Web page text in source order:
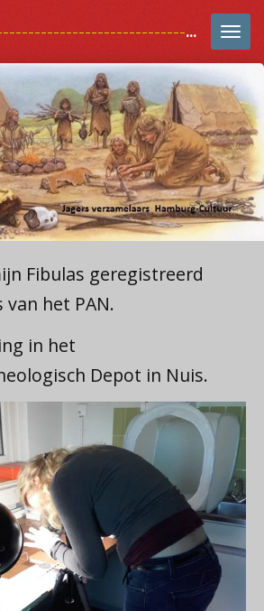
-------------------------------------------------------------------------
Fibulas geregistreerd
het PAN.
in het
Depot in Nuis.